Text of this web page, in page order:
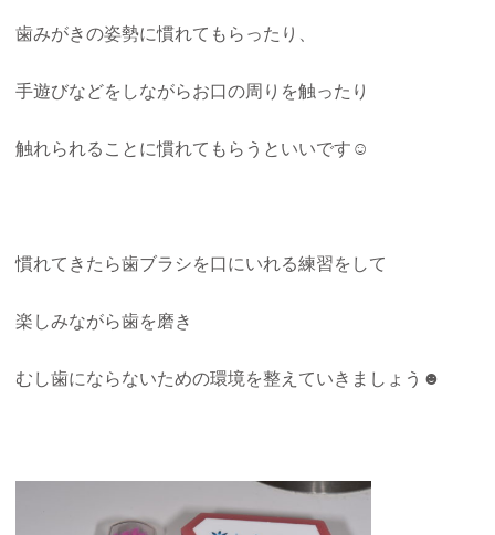
歯みがきの姿勢に慣れてもらったり、
手遊びなどをしながらお口の周りを触ったり
触れられることに慣れてもらうといいです☺
慣れてきたら歯ブラシを口にいれる練習をして
楽しみながら歯を磨き
むし歯にならないための環境を整えていきましょう☻